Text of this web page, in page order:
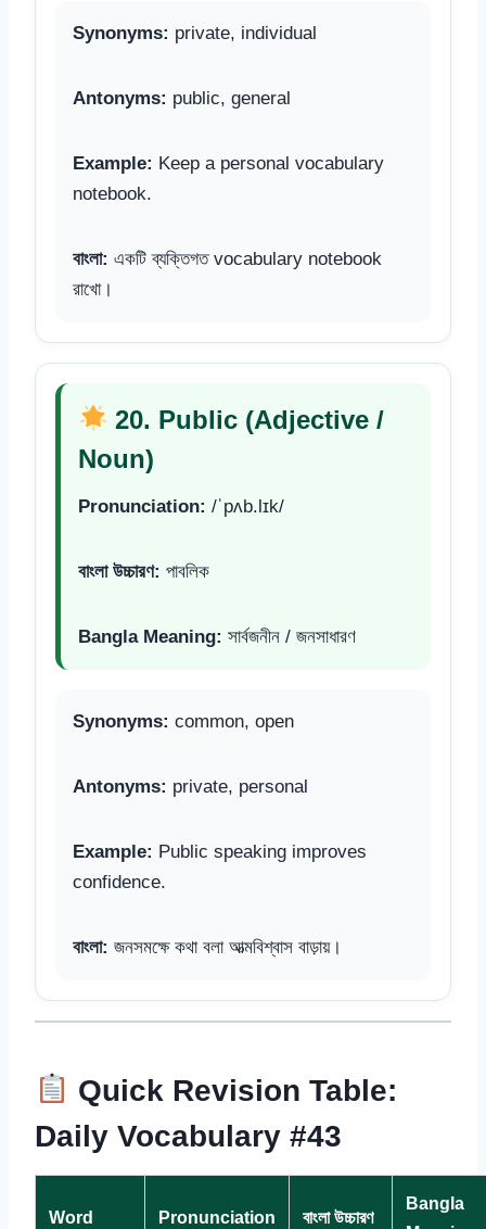
Synonyms: private, individual
Antonyms: public, general
Example: Keep a personal vocabulary
notebook.
বাংলা: একটি ব্যক্তিগত vocabulary notebook
রাখো।
20. Public (Adjective /
Noun)
Pronunciation: /ˈpʌb.lɪk/
বাংলা উচ্চারণ: পাবলিক
Bangla Meaning: সার্বজনীন / জনসাধারণ
Synonyms: common, open
Antonyms: private, personal
Example: Public speaking improves
confidence.
বাংলা: জনসমক্ষে কথা বলা আত্মবিশ্বাস বাড়ায়।
Quick Revision Table:
Daily Vocabulary #43
Word Pronunciation বাংলা উচ্চারণ
Bangla